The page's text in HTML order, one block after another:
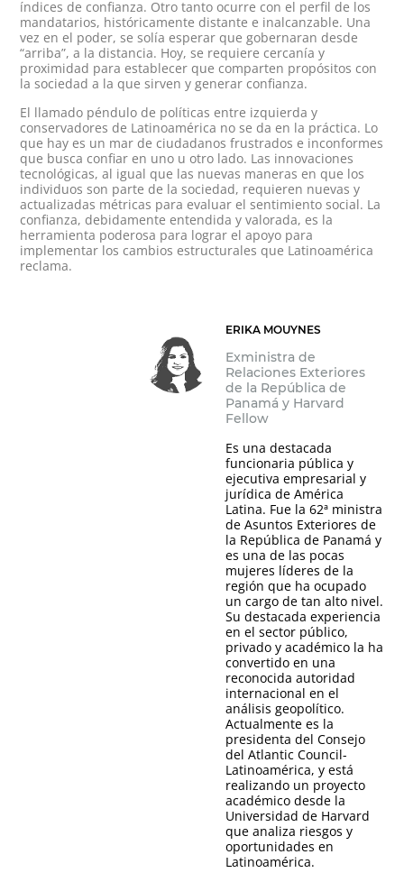
índices de confianza. Otro tanto ocurre con el perfil de los
mandatarios, históricamente distante e inalcanzable. Una
vez en el poder, se solía esperar que gobernaran desde
“arriba”, a la distancia. Hoy, se requiere cercanía y
proximidad para establecer que comparten propósitos con
la sociedad a la que sirven y generar confianza.
El llamado péndulo de políticas entre izquierda y
conservadores de Latinoamérica no se da en la práctica. Lo
que hay es un mar de ciudadanos frustrados e inconformes
que busca confiar en uno u otro lado. Las innovaciones
tecnológicas, al igual que las nuevas maneras en que los
individuos son parte de la sociedad, requieren nuevas y
actualizadas métricas para evaluar el sentimiento social. La
confianza, debidamente entendida y valorada, es la
herramienta poderosa para lograr el apoyo para
implementar los cambios estructurales que Latinoamérica
reclama.
ERIKA MOUYNES
Exministra de
Relaciones Exteriores
de la República de
Panamá y Harvard
Fellow
Es una destacada
funcionaria pública y
ejecutiva empresarial y
jurídica de América
Latina. Fue la 62ª ministra
de Asuntos Exteriores de
la República de Panamá y
es una de las pocas
mujeres líderes de la
región que ha ocupado
un cargo de tan alto nivel.
Su destacada experiencia
en el sector público,
privado y académico la ha
convertido en una
reconocida autoridad
internacional en el
análisis geopolítico.
Actualmente es la
presidenta del Consejo
del Atlantic Council-
Latinoamérica, y está
realizando un proyecto
académico desde la
Universidad de Harvard
que analiza riesgos y
oportunidades en
Latinoamérica.